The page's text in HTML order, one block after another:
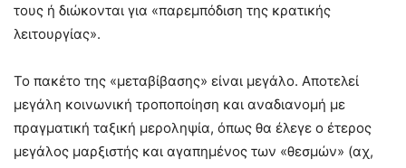
τους ή διώκονται για «παρεμπόδιση της κρατικής
λειτουργίας».
Το πακέτο της «μεταβίβασης» είναι μεγάλο. Αποτελεί
μεγάλη κοινωνική τροποποίηση και αναδιανομή με
πραγματική ταξική μεροληψία, όπως θα έλεγε ο έτερος
μεγάλος μαρξιστής και αγαπημένος των «θεσμών» (αχ,